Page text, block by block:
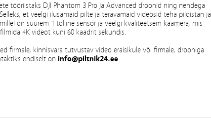
tööriistaks DJI Phantom 3 Pro ja Advanced droonid ning nendega
et veelgi ilusamaid pilte ja teravamaid videosid teha pildistan ja
on suurem 1 tolline sensor ja veelgi kvaliteetsem kaamera, mis
4K videot kuni 60 kaadrit sekundis.
firmale, kinnisvara tutvustav video eraisikule või firmale, drooniga
endiselt on info@piltnik24.ee